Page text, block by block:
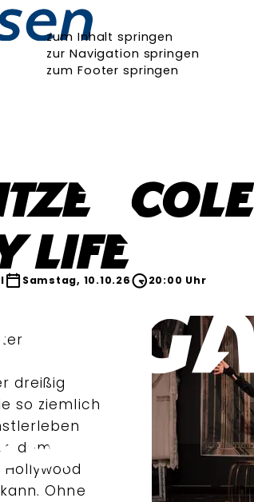
zum Inhalt springen
zur Navigation springen
zum Footer springen
- COLE
life
Samstag, 10.10.26 20:00 Uhr
dreißig
so ziemlich
dem
Ohne